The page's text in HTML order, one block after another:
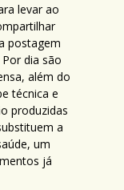
levar ao
postagem
dia são
além do
técnica e
produzidas
a
um
já